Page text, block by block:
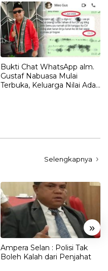
Bukti Chat WhatsApp alm.
Gustaf Nabuasa Mulai
Terbuka, Keluarga Nilai Ada
Selengkapnya
»
Ampera Selan : Polisi Tak
Boleh Kalah dari Penjahat